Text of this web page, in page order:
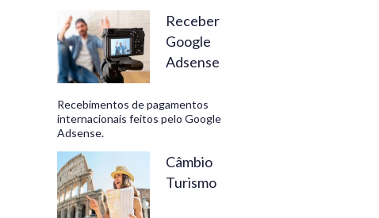
Receber
Google
Adsense
Recebimentos de pagamentos
internacionais feitos pelo Google
Adsense.
Câmbio
Turismo